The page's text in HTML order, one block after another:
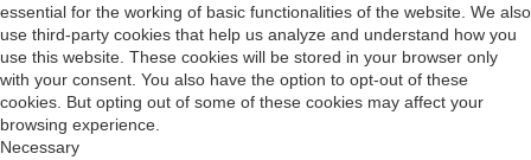
essential for the working of basic functionalities of the website. We also
use third-party cookies that help us analyze and understand how you
use this website. These cookies will be stored in your browser only
with your consent. You also have the option to opt-out of these
cookies. But opting out of some of these cookies may affect your
browsing experience.
Necessary